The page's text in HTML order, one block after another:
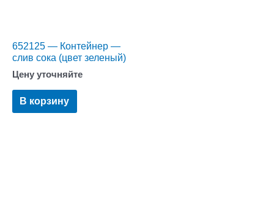
652125 — Контейнер —
слив сока (цвет зеленый)
Цену уточняйте
В корзину